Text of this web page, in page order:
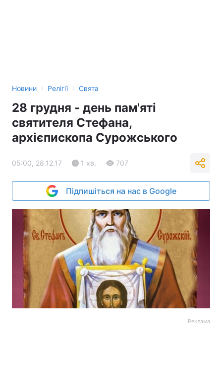
Новини › Релігії › Свята
28 грудня - день пам'яті
святителя Стефана,
архієпископа Сурожського
05:00, 28.12.17 1 хв. 707
Підпишіться на нас в Google
Реклама